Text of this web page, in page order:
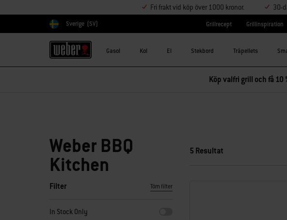
Fri frakt vid köp över 1000 kronor. 30-
Välj land
Sverige (SV) Grillrecept Grillinspiration
Gasol Kol El Stekbord Träpellets
Köp valfri grill och få
Weber BBQ
Kitchen
Filter
När du väljer något av filtren uppdateras sidan med nya resultat.
Töm filter
In Stock Only
5 Resultat